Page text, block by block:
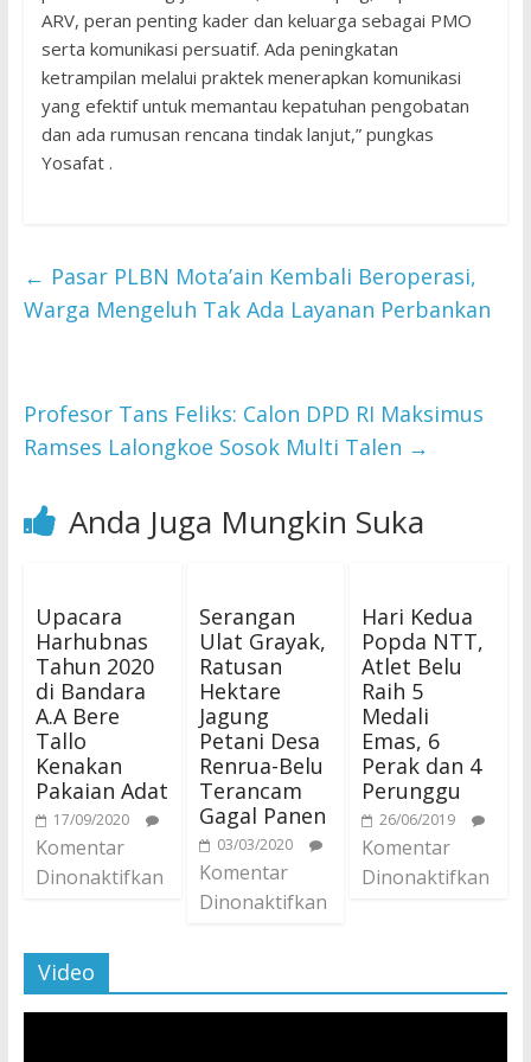
ARV, peran penting kader dan keluarga sebagai PMO
serta komunikasi persuatif. Ada peningkatan
ketrampilan melalui praktek menerapkan komunikasi
yang efektif untuk memantau kepatuhan pengobatan
dan ada rumusan rencana tindak lanjut,” pungkas
Yosafat .
← Pasar PLBN Mota’ain Kembali Beroperasi,
Warga Mengeluh Tak Ada Layanan Perbankan
Profesor Tans Feliks: Calon DPD RI Maksimus
Ramses Lalongkoe Sosok Multi Talen →
Anda Juga Mungkin Suka
Upacara
Harhubnas
Tahun 2020
di Bandara
A.A Bere
Tallo
Kenakan
Pakaian Adat
17/09/2020
Komentar
Dinonaktifkan
Serangan
Ulat Grayak,
Ratusan
Hektare
Jagung
Petani Desa
Renrua-Belu
Terancam
Gagal Panen
03/03/2020
Komentar
Dinonaktifkan
Hari Kedua
Popda NTT,
Atlet Belu
Raih 5
Medali
Emas, 6
Perak dan 4
Perunggu
26/06/2019
Komentar
Dinonaktifkan
Video